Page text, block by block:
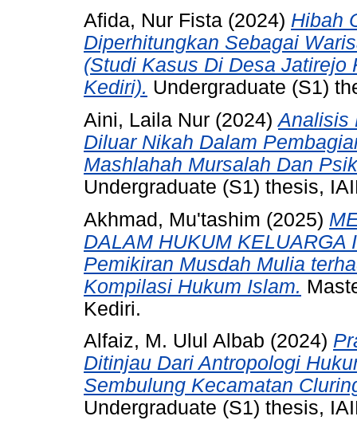
Afida, Nur Fista (2024) Hibah
Diperhitungkan Sebagai
(Studi Kasus Di Desa Jatirejo
Kediri). Undergraduate (S1)
Aini, Laila Nur (2024)Analisis
Diluar Nikah Dalam
Mashlahah Mursalah Dan
Undergraduate (S1) thesis,
Akhmad, Mu'tashim (2025)
DALAM HUKUM KELUARGA
Pemikiran Musdah Mulia
Kompilasi Hukum Islam.
Kediri.
Alfaiz, M. Ulul Albab (2024)
Ditinjau Dari Antropologi
Sembulung Kecamatan
Undergraduate (S1) thesis,